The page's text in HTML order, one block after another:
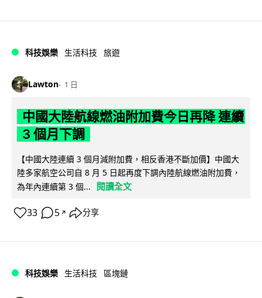
科技娛樂 生活科技 旅遊
Lawton 1 日
中國大陸航線燃油附加費今日再降 連續
3 個月下調
【中國大陸連續 3 個月減附加費，相反香港不斷加價】中國大
陸多家航空公司自 8 月 5 日起再度下調內陸航線燃油附加費，
為年內連續第 3 個...
閱讀全文
33 5 ↗ 分享
科技娛樂 生活科技 區塊鏈